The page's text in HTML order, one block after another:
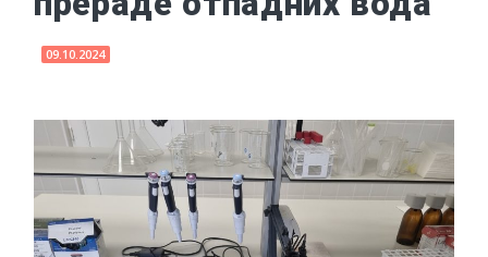
09.10.2024